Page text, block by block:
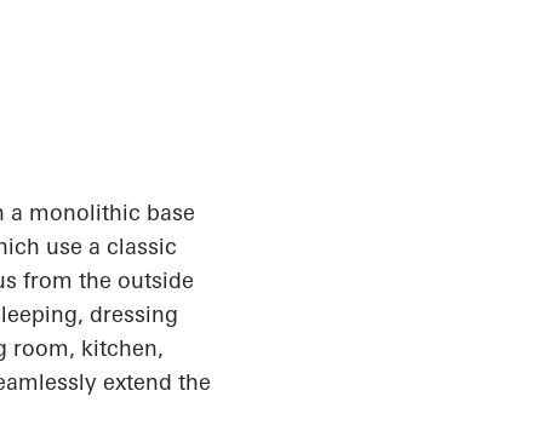
a monolithic base
use a classic
from the outside
dressing
room, kitchen,
extend the